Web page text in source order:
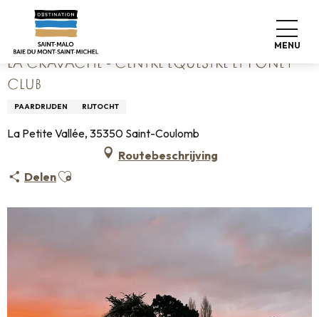
contenu
principal
MENU
Home La Cravache - Centre Equestre et Poney Club
LA CRAVACHE - CENTRE EQUESTRE ET PONEY
CLUB
PAARDRIJDEN RIJTOCHT
La Petite Vallée, 35350 Saint-Coulomb
Routebeschrijving
DelenAjouter aux favoris